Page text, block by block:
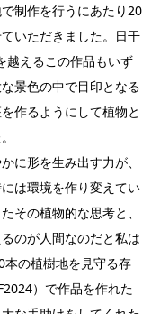
制作を行うにあたり20
いただきました。日干
越えるこの作品もいず
景色の中で目印となる
作るようにして植物と
に形を生み出す力が、
は環境を作り変えてい
その植物的な思考と、
のが人間なのだと私は
の植樹地を見守る存
）で作品を作れた